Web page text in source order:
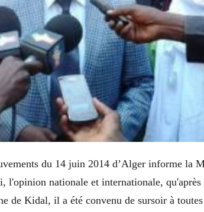
du 14 juin 2014 d’Alger informe la
l'opinion nationale et internationale, qu'après
de Kidal, il a été convenu de sursoir à